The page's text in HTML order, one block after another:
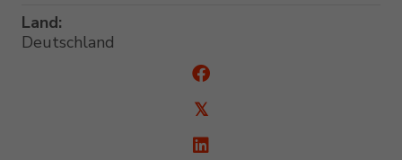
Land:
Deutschland
𝕏